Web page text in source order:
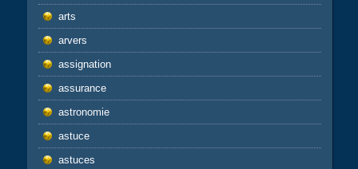
arts
arvers
assignation
assurance
astronomie
astuce
astuces